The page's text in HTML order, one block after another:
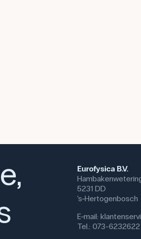
Eurofysica B.V.
5231 DD
's-Hertogenbosch
E-mail:
Tel.: 073-6232622